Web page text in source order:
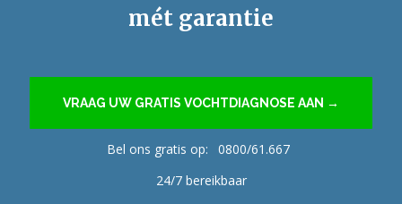
mét garantie
VRAAG UW GRATIS VOCHTDIAGNOSE AAN →
Bel ons gratis op:
0800/61.667
24/7 bereikbaar